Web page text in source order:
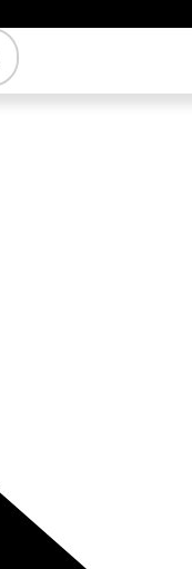
Zoeken